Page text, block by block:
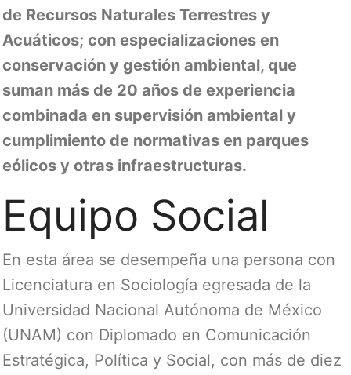
de Recursos Naturales Terrestres y
Acuáticos; con especializaciones en
conservación y gestión ambiental, que
suman más de 20 años de experiencia
combinada en supervisión ambiental y
cumplimiento de normativas en parques
eólicos y otras infraestructuras.
Equipo Social
En esta área se desempeña una persona con
Licenciatura en Sociología egresada de la
Universidad Nacional Autónoma de México
(UNAM) con Diplomado en Comunicación
Estratégica, Política y Social, con más de diez